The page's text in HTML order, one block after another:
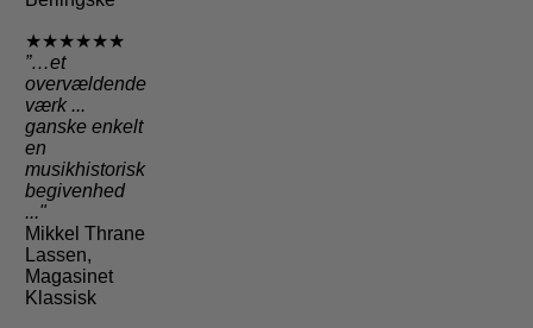
★★★★★★
”…et
overvældende
værk ...
ganske enkelt
en
musikhistorisk
begivenhed
..."
Mikkel Thrane
Lassen,
Magasinet
Klassisk